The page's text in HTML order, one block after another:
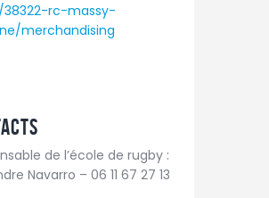
rc-massy-
merchandising
de l’école de rugby :
Navarro – 06 11 67 27 13